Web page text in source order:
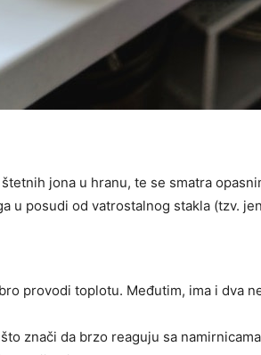
jona u hranu, te se smatra
u posudi od vatrostalnog stakla (tzv.
provodi toplotu. Međutim, ima i dva
znači da brzo reaguju sa